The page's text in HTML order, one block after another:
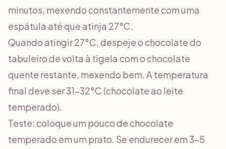
minutos, mexendo constantemente com uma
espátula até que atinja 27°C.
Quando atingir 27°C, despeje o chocolate do
tabuleiro de volta à tigela com o chocolate
quente restante, mexendo bem. A temperatura
final deve ser 31-32°C (chocolate ao leite
temperado).
Teste: coloque um pouco de chocolate
temperado em um prato. Se endurecer em 3-5